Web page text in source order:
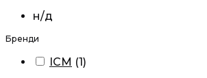
н/д
Бренди
ICM (1)